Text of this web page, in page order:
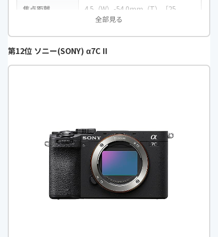
焦点距離
4.5（W）-54.0mm（T）［25
（W）-300mm（T）］
F値
F3.6（W）-F7.0（T）
ズーム倍率
ム倍率 約4.0倍
記録媒体
SDメモリーカード／SDHCメモリー
カード／SDXCメモリーカード
画像形式
JPEG（Exif2.3）
シャッタースピ
1～1／2000秒（オートモード）、1
全部見る
第12位 ソニー(SONY) α7C II